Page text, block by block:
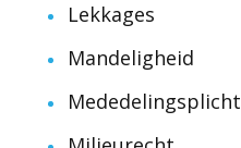
Lekkages
Mandeligheid
Mededelingsplicht